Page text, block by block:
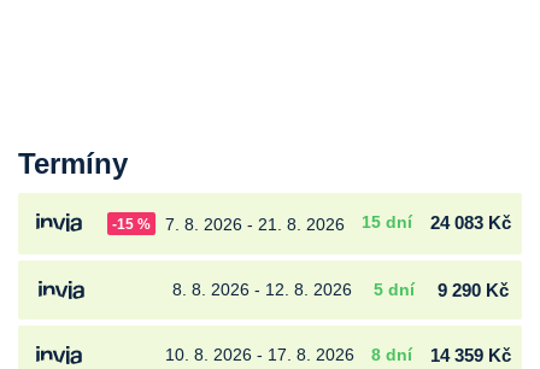
Termíny
-15 % 7. 8. 2026 - 21. 8. 2026 15 dní 24 083 Kč
8. 8. 2026 - 12. 8. 2026 5 dní 9 290 Kč
10. 8. 2026 - 17. 8. 2026 8 dní 14 359 Kč